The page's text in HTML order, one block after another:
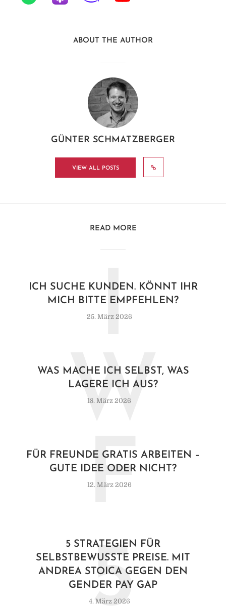
ABOUT THE AUTHOR
GÜNTER SCHMATZBERGER
VIEW ALL POSTS
READ MORE
ICH SUCHE KUNDEN. KÖNNT IHR
MICH BITTE EMPFEHLEN?
25. März 2026
I
WAS MACHE ICH SELBST, WAS
LAGERE ICH AUS?
18. März 2026
W
FÜR FREUNDE GRATIS ARBEITEN –
GUTE IDEE ODER NICHT?
12. März 2026
F
5 STRATEGIEN FÜR
SELBSTBEWUSSTE PREISE. MIT
ANDREA STOICA GEGEN DEN
GENDER PAY GAP
4. März 2026
5